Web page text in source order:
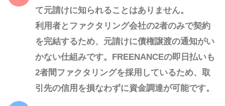
て元請けに知られることはありません。
利用者とファクタリング会社の2者のみで契約
を完結するため、元請けに債権譲渡の通知がい
かない仕組みです。FREENANCEの即日払いも
2者間ファクタリングを採用しているため、取
引先の信用を損なわずに資金調達が可能です。